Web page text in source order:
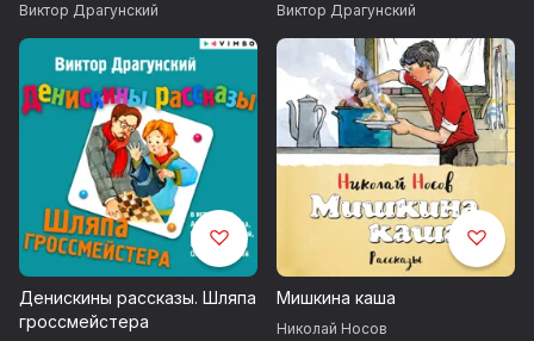
Виктор Драгунский Виктор Драгунский
Денискины рассказы. Шляпа
гроссмейстера
Мишкина каша
Николай Носов